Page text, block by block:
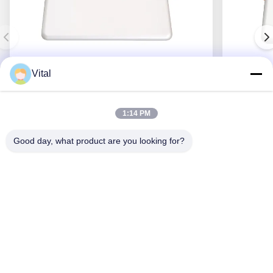
En İyi Fiyatı Alın
Vital
1:14 PM
Good day, what product are you looking for?